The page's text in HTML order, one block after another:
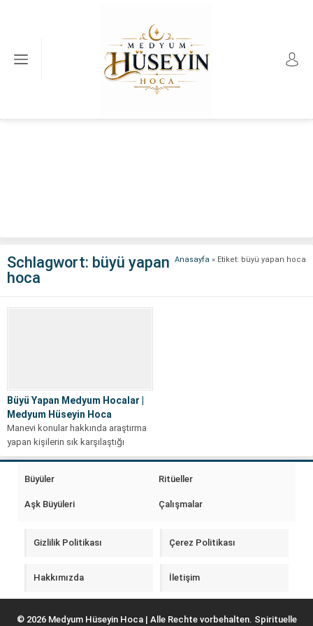
Anasayfa » Etiket: büyü yapan hoca
Schlagwort: büyü yapan
hoca
Büyü Yapan Medyum Hocalar |
Medyum Hüseyin Hoca
Manevi konular hakkında araştırma
yapan kişilerin sık karşılaştığı
başlıklardan biri Büyü Yapan
Büyüler
Ritüeller
Aşk Büyüleri Çalışmalar
Gizlilik Politikası Çerez Politikası
Hakkımızda İletişim
© 2026 Medyum Hüseyin Hoca | Alle Rechte vorbehalten. Spirituelle